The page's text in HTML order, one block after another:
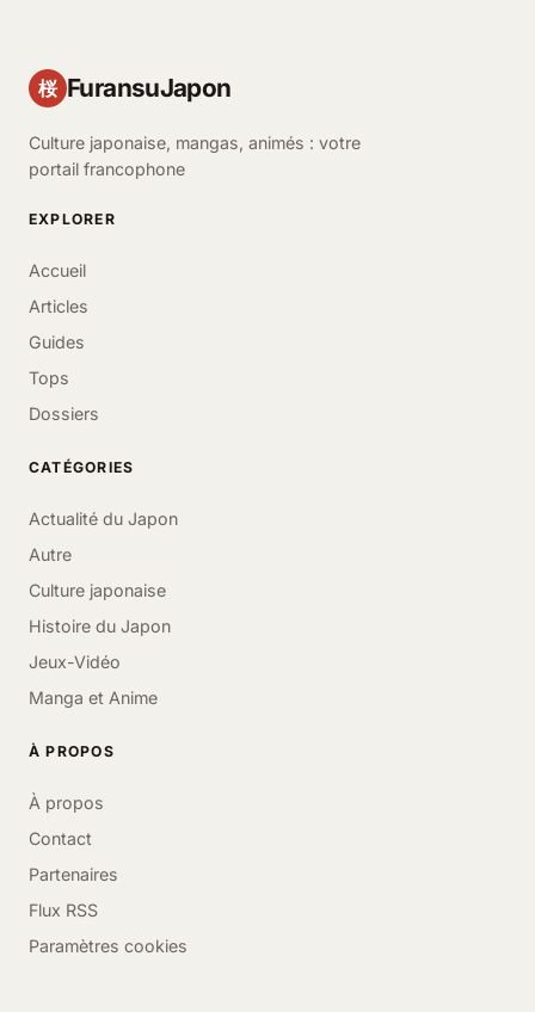
桜 FuransuJapon
Culture japonaise, mangas, animés : votre
portail francophone
EXPLORER
Accueil
Articles
Guides
Tops
Dossiers
CATÉGORIES
Actualité du Japon
Autre
Culture japonaise
Histoire du Japon
Jeux-Vidéo
Manga et Anime
À PROPOS
À propos
Contact
Partenaires
Flux RSS
Paramètres cookies